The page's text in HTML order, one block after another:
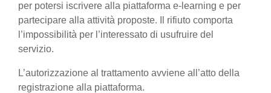
per potersi iscrivere alla piattaforma e-learning e per
partecipare alla attività proposte. Il rifiuto comporta
l’impossibilità per l’interessato di usufruire del
servizio.
L’autorizzazione al trattamento avviene all’atto della
registrazione alla piattaforma.